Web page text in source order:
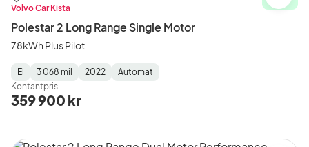
Volvo Car Kista
Polestar 2 Long Range Single Motor
78kWh Plus Pilot
Fuel
Type:
El
Mätarställning :
3 068 mil
Model
Year:
2022
Gearbox
Type:
Automat
Kontantpris
359 900 kr